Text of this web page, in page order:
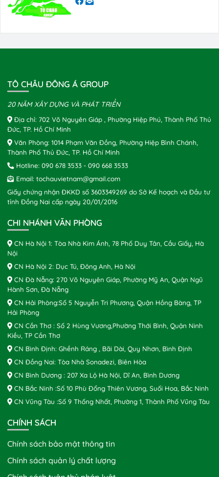
TÔ CHÂU ĐÔNG Á GROUP
20 NĂM XÂY DỰNG VÀ PHÁT TRIỂN
Địa chỉ: 702 Võ Nguyên Giáp , Phường Hiệp Phú, Thành Phố Thủ
Đức, TP. Hồ Chí Minh
Văn Phòng: 1014 Phạm Văn Đồng, Phường Hiệp Bình Chánh,
Thành Phố Thủ Đức, TP. Hồ Chí Minh
Hotline: 090 678 3533 - 090 668 3533
Email: tochauvietnam@gmail.com
Giấy chứng nhận ĐKKD số 3603349269 do Sở Kế hoạch và Đầu tư
tỉnh Đồng Nai cấp ngày 20/01/2016
CHI NHÁNH VĂN PHÒNG
CN Hà Nội 1: Tòa Nhà Kim Ánh, 78 Phố Duy Tân, Cầu Giấy, Hà
Nội
CN Hà Nội 2: Dục Tú, Đông Anh, Hà Nội
CN Đà Nẵng: 270 Võ Nguyên Giáp, Phường Mỹ An, Quận Ngũ
Hành Sơn, Đà Nẵng
CN Hải Phòng:Số 5 Nguyễn Tri Phương, Quận Hồng Bàng, TP
Hải Phòng
CN Cần Thơ : Số 2 Hùng Vương,Phường Thới Bình, Quận Ninh
Kiều, TP Cần Thơ
CN Bình Định: Ghềnh Ráng , Bãi Dài, Quy Nhơn, Bình Định
CN Đồng Nai: Tòa Nhà Sonadezi, Biên Hòa
CN Bình Dương : 207 Xa Lộ Hà Nội, Dĩ An, Bình Dương
CN Bắc Ninh :Số 10 Phù Đổng Thiên Vương, Suối Hoa, Bắc Ninh
CN Vũng Tàu :Số 9 Thống Nhất, Phường 1, Thành Phố Vũng Tàu
CHÍNH SÁCH
Chính sách bảo mật thông tin
Chính sách quản lý chất lượng